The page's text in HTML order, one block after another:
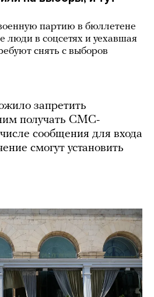
партию в бюллетене
в соцсетях и уехавшая
снять с выборов
запретить
получать СМС-
сообщения для входа
смогут установить